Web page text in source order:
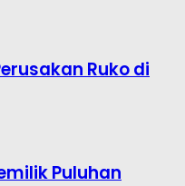
Ruko di
Puluhan